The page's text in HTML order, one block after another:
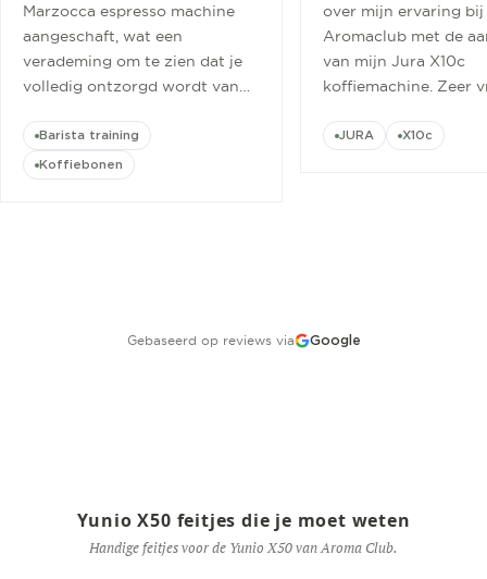
Marzocca espresso machine
aangeschaft, wat een
verademing om te zien dat je
volledig ontzorgd wordt van
cursus.”
Barista training
Koffiebonen
over mijn ervaring bij
Aromaclub met de
van mijn Jura X10c
koffiemachine. Zeer
JURA X10c
Gebaseerd op reviews via Google
Yunio X50 feitjes die je moet weten
Handige feitjes voor de Yunio X50 van Aroma Club.